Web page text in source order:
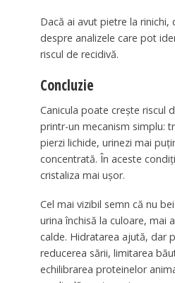
Dacă ai avut pietre la rinichi,
despre analizele care pot
riscul de recidivă.
Concluzie
Canicula poate crește riscul
printr-un mecanism simplu:
pierzi lichide, urinezi mai
concentrată. În aceste
cristaliza mai ușor.
Cel mai vizibil semn că nu
urina închisă la culoare, mai
calde. Hidratarea ajută, dar
reducerea sării, limitarea
echilibrarea proteinelor